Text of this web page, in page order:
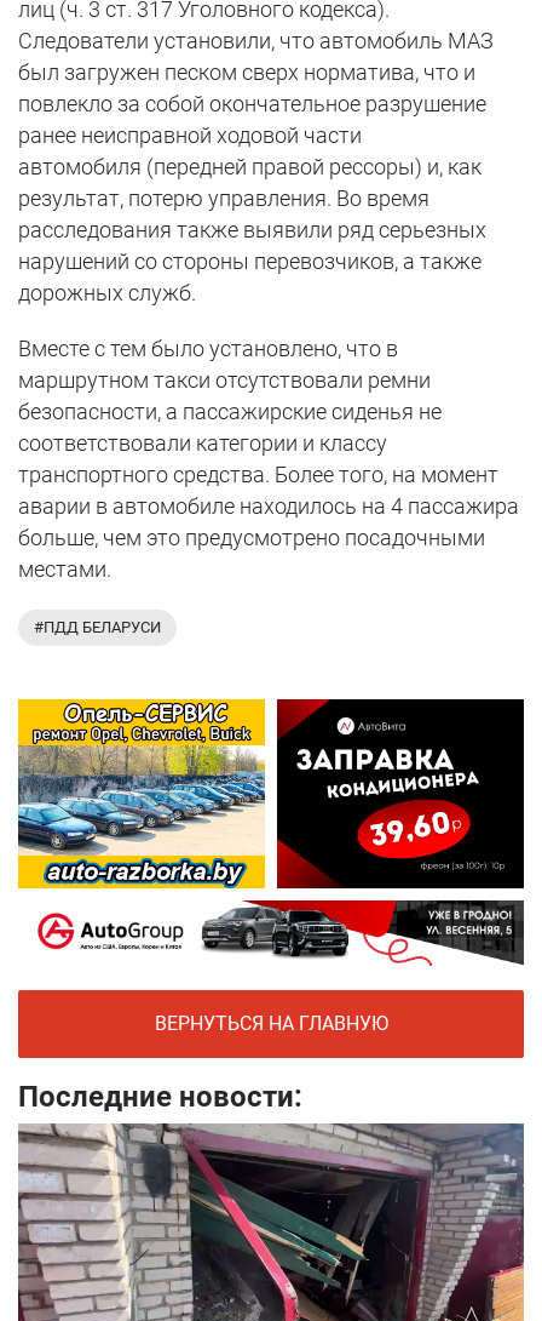
лиц (ч. 3 ст. 317 Уголовного кодекса).
Следователи установили, что автомобиль МАЗ
был загружен песком сверх норматива, что и
повлекло за собой окончательное разрушение
ранее неисправной ходовой части
автомобиля (передней правой рессоры) и, как
результат, потерю управления. Во время
расследования также выявили ряд серьезных
нарушений со стороны перевозчиков, а также
дорожных служб.
Вместе с тем было установлено, что в
маршрутном такси отсутствовали ремни
безопасности, а пассажирские сиденья не
соответствовали категории и классу
транспортного средства. Более того, на момент
аварии в автомобиле находилось на 4 пассажира
больше, чем это предусмотрено посадочными
местами.
#ПДД БЕЛАРУСИ
ВЕРНУТЬСЯ НА ГЛАВНУЮ
Последние новости: